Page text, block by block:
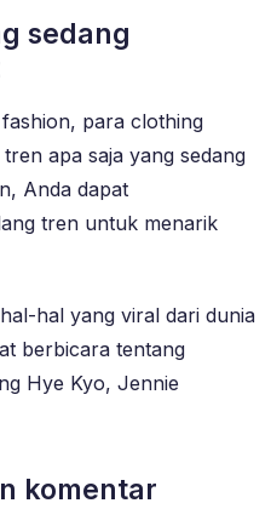
sedang
para clothing
apa saja yang sedang
Anda dapat
tren untuk menarik
hal yang viral dari dunia
berbicara tentang
Hye Kyo, Jennie
komentar